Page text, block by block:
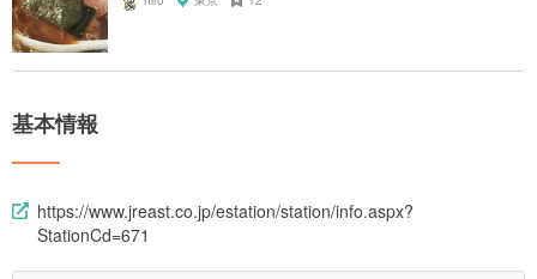
基本情報
https://www.jreast.co.jp/estation/station/info.aspx?
StationCd=671